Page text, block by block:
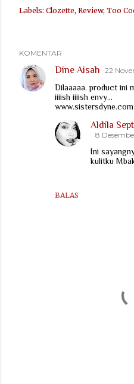
Labels: Clozette Review Too
KOMENTAR
Dine Aisah 22
Dilaaaaa. product ini
iiiish iiiish envy...
www.sistersdyne.com
BALAS
Aldila
8
Ini
kulitku